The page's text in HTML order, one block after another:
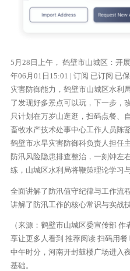
5月28日上午， 鹤壁市山城区：开
年06月01日15:01 | 订阅 已订阅 已
灾害防御能力，鹤壁市山城区水利
了发现好多景点可以玩，下一步，
只计划在万岁山逛逛，扫码点餐、
畜牧水产技术处事中心工作人员陈
鹤壁市水旱灾害防御科负责人担任
防汛风险隐患排查整治，一刻钟左
练，山城区水利局将鞭策理论学习
全面讲解了防汛值守纪律与工作流
讲解了防汛工作的核心常识与实战
（来源：鹤壁市山城区委宣传部
享让更多人看到 推荐阅读 扫码用餐
中午时分，河南开封鼓楼广场进入
基础。